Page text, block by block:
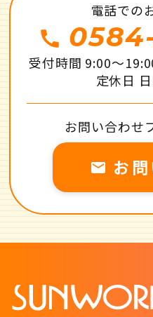
電話での
call
受付時間 9:00～
定休日
お問い合わせ
local_post_office お